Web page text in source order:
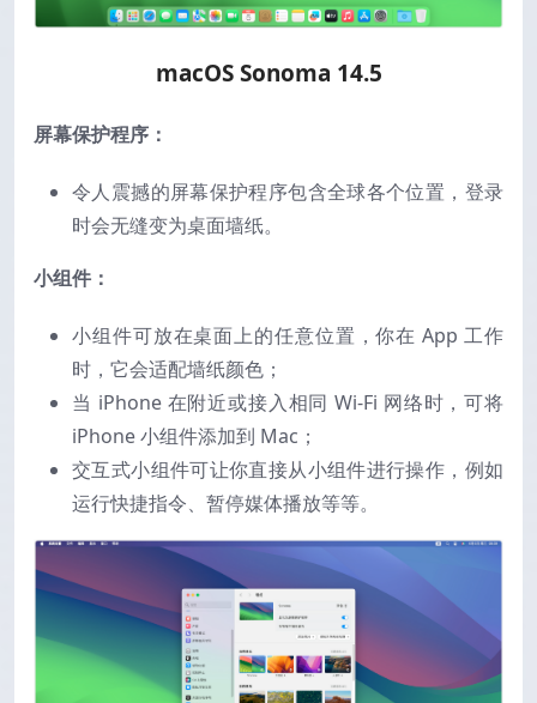
macOS Sonoma 14.5
屏幕保护程序：
令人震撼的屏幕保护程序包含全球各个位置，登录
时会无缝变为桌面墙纸。
小组件：
小组件可放在桌面上的任意位置，你在 App 工作
时，它会适配墙纸颜色；
当 iPhone 在附近或接入相同 Wi-Fi 网络时，可将
iPhone 小组件添加到 Mac；
交互式小组件可让你直接从小组件进行操作，例如
运行快捷指令、暂停媒体播放等等。